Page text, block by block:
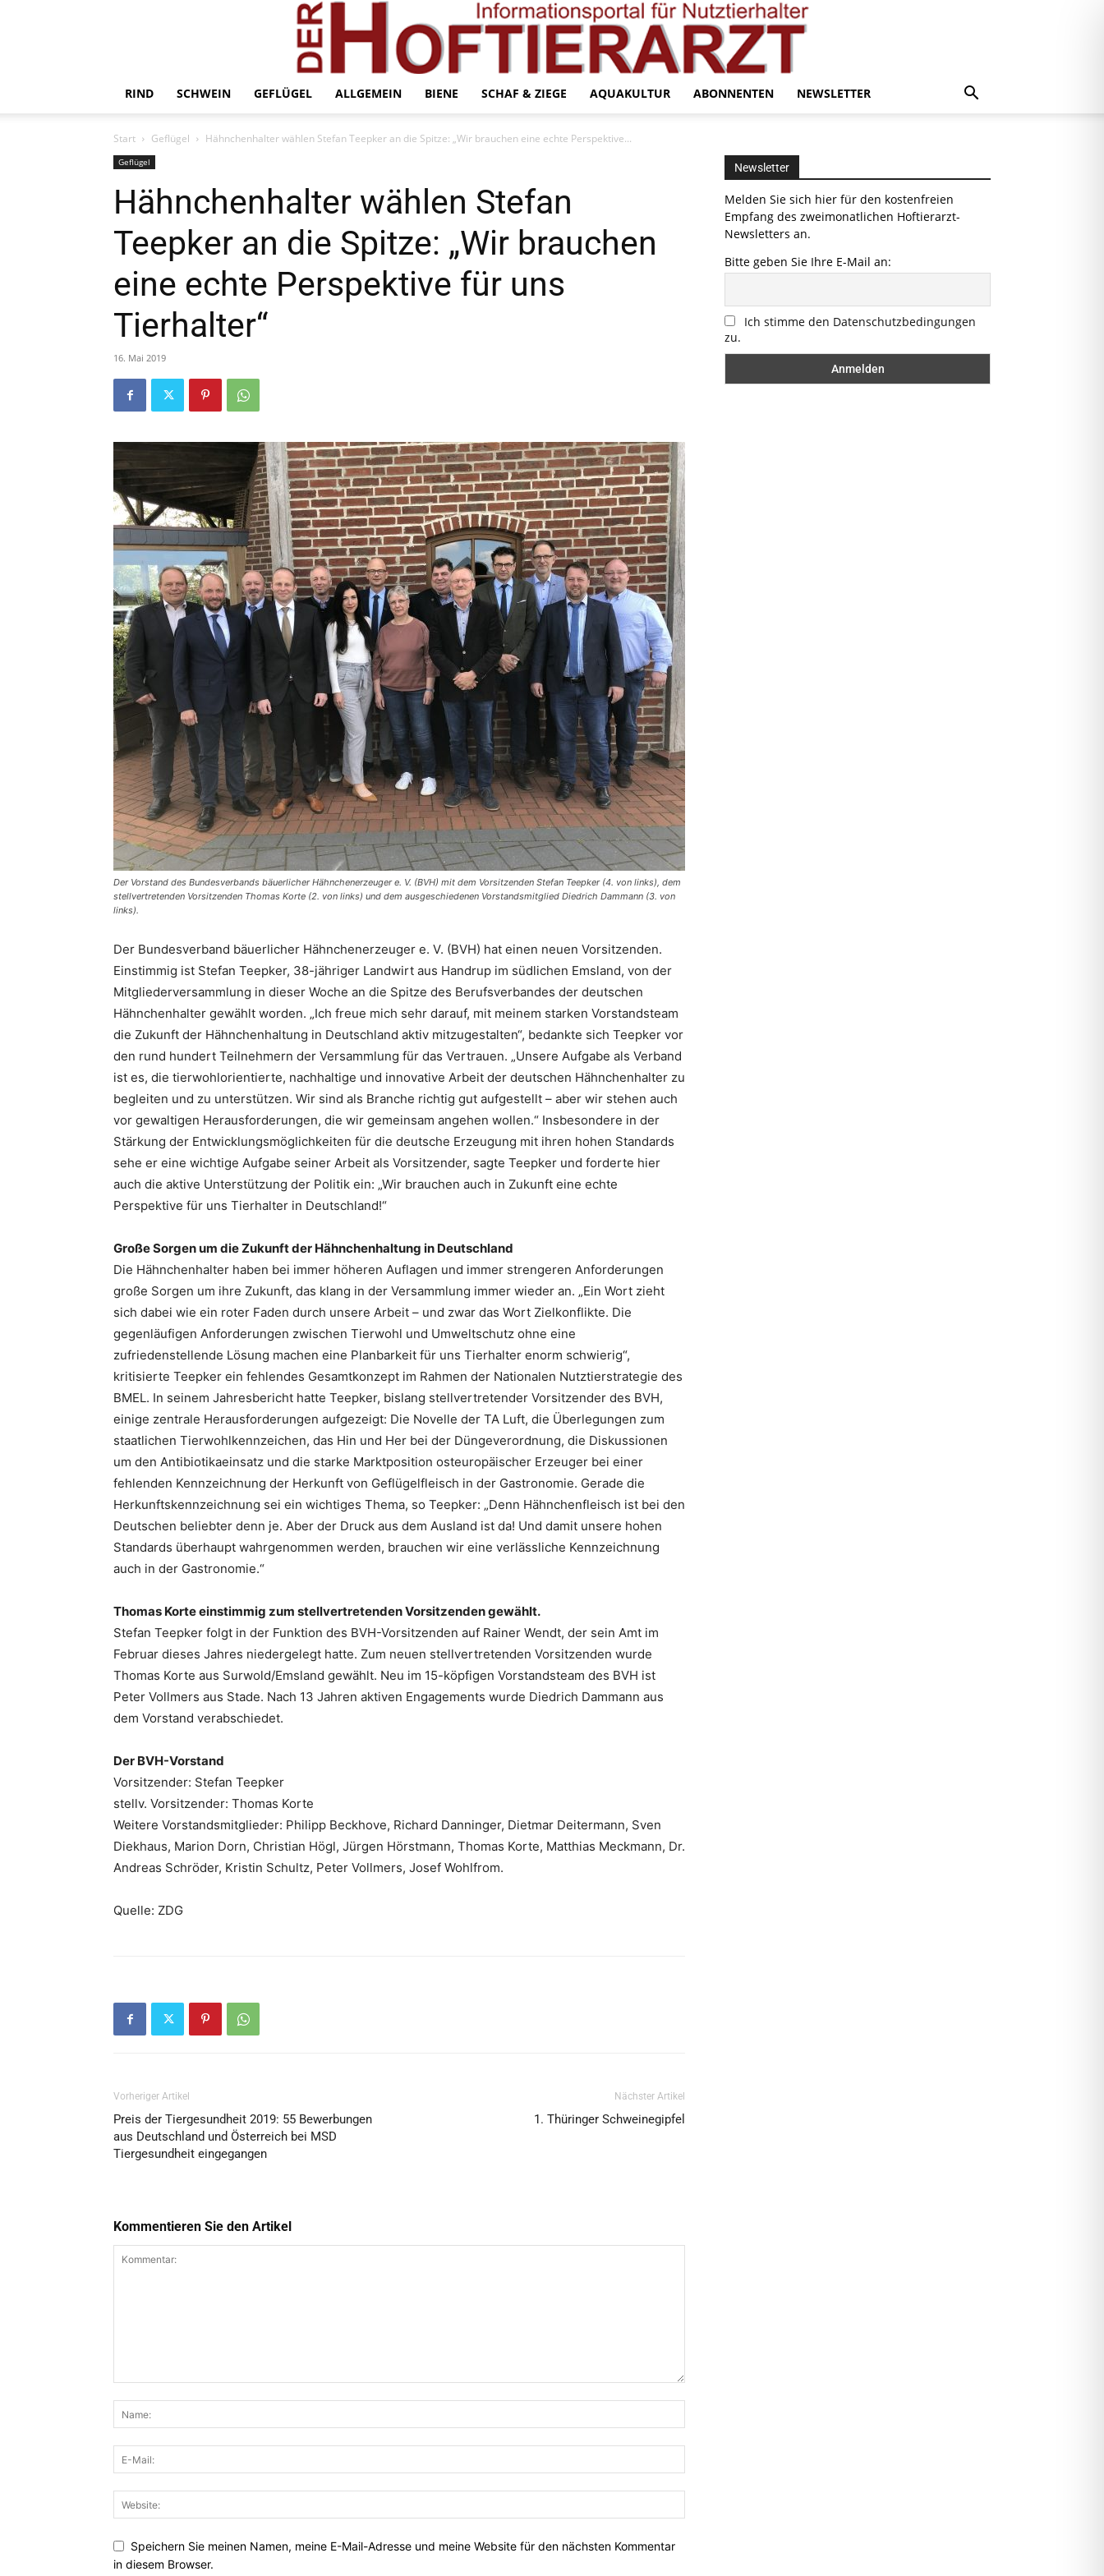
RIND SCHWEIN GEFLÜGEL ALLGEMEIN BIENE SCHAF & ZIEGE AQUAKULTUR ABONNENTEN NEWSLETTER
Start Geflügel Hähnchenhalter wählen Stefan Teepker an die Spitze: „Wir brauchen eine echte Perspektive...
Geflügel
Hähnchenhalter wählen Stefan
Teepker an die Spitze: „Wir brauchen
eine echte Perspektive für uns
Tierhalter“
16. Mai 2019
Der Vorstand des Bundesverbands bäuerlicher Hähnchenerzeuger e. V. (BVH) mit dem Vorsitzenden Stefan Teepker (4. von links), dem
stellvertretenden Vorsitzenden Thomas Korte (2. von links) und dem ausgeschiedenen Vorstandsmitglied Diedrich Dammann (3. von
links).
Der Bundesverband bäuerlicher Hähnchenerzeuger e. V. (BVH) hat einen neuen Vorsitzenden.
Einstimmig ist Stefan Teepker, 38-jähriger Landwirt aus Handrup im südlichen Emsland, von der
Mitgliederversammlung in dieser Woche an die Spitze des Berufsverbandes der deutschen
Hähnchenhalter gewählt worden. „Ich freue mich sehr darauf, mit meinem starken Vorstandsteam
die Zukunft der Hähnchenhaltung in Deutschland aktiv mitzugestalten“, bedankte sich Teepker vor
den rund hundert Teilnehmern der Versammlung für das Vertrauen. „Unsere Aufgabe als Verband
ist es, die tierwohlorientierte, nachhaltige und innovative Arbeit der deutschen Hähnchenhalter zu
begleiten und zu unterstützen. Wir sind als Branche richtig gut aufgestellt – aber wir stehen auch
vor gewaltigen Herausforderungen, die wir gemeinsam angehen wollen.“ Insbesondere in der
Stärkung der Entwicklungsmöglichkeiten für die deutsche Erzeugung mit ihren hohen Standards
sehe er eine wichtige Aufgabe seiner Arbeit als Vorsitzender, sagte Teepker und forderte hier
auch die aktive Unterstützung der Politik ein: „Wir brauchen auch in Zukunft eine echte
Perspektive für uns Tierhalter in Deutschland!“
Große Sorgen um die Zukunft der Hähnchenhaltung in Deutschland
Die Hähnchenhalter haben bei immer höheren Auflagen und immer strengeren Anforderungen
große Sorgen um ihre Zukunft, das klang in der Versammlung immer wieder an. „Ein Wort zieht
sich dabei wie ein roter Faden durch unsere Arbeit – und zwar das Wort Zielkonflikte. Die
gegenläufigen Anforderungen zwischen Tierwohl und Umweltschutz ohne eine
zufriedenstellende Lösung machen eine Planbarkeit für uns Tierhalter enorm schwierig“,
kritisierte Teepker ein fehlendes Gesamtkonzept im Rahmen der Nationalen Nutztierstrategie des
BMEL. In seinem Jahresbericht hatte Teepker, bislang stellvertretender Vorsitzender des BVH,
einige zentrale Herausforderungen aufgezeigt: Die Novelle der TA Luft, die Überlegungen zum
staatlichen Tierwohlkennzeichen, das Hin und Her bei der Düngeverordnung, die Diskussionen
um den Antibiotikaeinsatz und die starke Marktposition osteuropäischer Erzeuger bei einer
fehlenden Kennzeichnung der Herkunft von Geflügelfleisch in der Gastronomie. Gerade die
Herkunftskennzeichnung sei ein wichtiges Thema, so Teepker: „Denn Hähnchenfleisch ist bei den
Deutschen beliebter denn je. Aber der Druck aus dem Ausland ist da! Und damit unsere hohen
Standards überhaupt wahrgenommen werden, brauchen wir eine verlässliche Kennzeichnung
auch in der Gastronomie.“
Thomas Korte einstimmig zum stellvertretenden Vorsitzenden gewählt.
Stefan Teepker folgt in der Funktion des BVH-Vorsitzenden auf Rainer Wendt, der sein Amt im
Februar dieses Jahres niedergelegt hatte. Zum neuen stellvertretenden Vorsitzenden wurde
Thomas Korte aus Surwold/Emsland gewählt. Neu im 15-köpfigen Vorstandsteam des BVH ist
Peter Vollmers aus Stade. Nach 13 Jahren aktiven Engagements wurde Diedrich Dammann aus
dem Vorstand verabschiedet.
Der BVH-Vorstand
Vorsitzender: Stefan Teepker
stellv. Vorsitzender: Thomas Korte
Weitere Vorstandsmitglieder: Philipp Beckhove, Richard Danninger, Dietmar Deitermann, Sven
Diekhaus, Marion Dorn, Christian Högl, Jürgen Hörstmann, Thomas Korte, Matthias Meckmann, Dr.
Andreas Schröder, Kristin Schultz, Peter Vollmers, Josef Wohlfrom.
Quelle: ZDG
Vorheriger Artikel
Preis der Tiergesundheit 2019: 55 Bewerbungen
aus Deutschland und Österreich bei MSD
Tiergesundheit eingegangen
Nächster Artikel
1. Thüringer Schweinegipfel
Kommentieren Sie den Artikel
Speichern Sie meinen Namen, meine E-Mail-Adresse und meine Website für den nächsten Kommentar
in diesem Browser.
Newsletter
Melden Sie sich hier für den kostenfreien
Empfang des zweimonatlichen Hoftierarzt-
Newsletters an.
Bitte geben Sie Ihre E-Mail an:
Ich stimme den Datenschutzbedingungen
zu.